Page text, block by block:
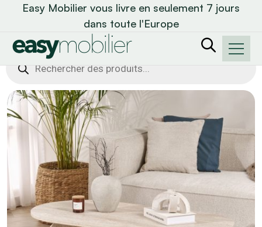
Easy Mobilier vous livre en seulement 7 jours
dans toute l'Europe
Recherche
de